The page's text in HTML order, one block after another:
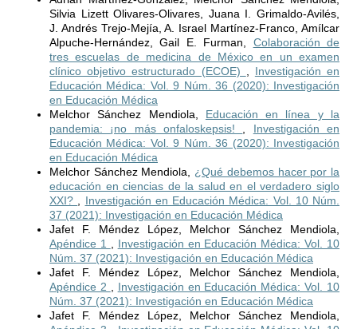
Silvia Lizett Olivares-Olivares, Juana I. Grimaldo-Avilés,
J. Andrés Trejo-Mejía, A. Israel Martínez-Franco, Amílcar
Alpuche-Hernández, Gail E. Furman, Colaboración de
tres escuelas de medicina de México en un examen
clínico objetivo estructurado (ECOE) , Investigación en
Educación Médica: Vol. 9 Núm. 36 (2020): Investigación
en Educación Médica
Melchor Sánchez Mendiola, Educación en línea y la
pandemia: ¡no más onfaloskepsis! , Investigación en
Educación Médica: Vol. 9 Núm. 36 (2020): Investigación
en Educación Médica
Melchor Sánchez Mendiola, ¿Qué debemos hacer por la
educación en ciencias de la salud en el verdadero siglo
XXI? , Investigación en Educación Médica: Vol. 10 Núm.
37 (2021): Investigación en Educación Médica
Jafet F. Méndez López, Melchor Sánchez Mendiola,
Apéndice 1 , Investigación en Educación Médica: Vol. 10
Núm. 37 (2021): Investigación en Educación Médica
Jafet F. Méndez López, Melchor Sánchez Mendiola,
Apéndice 2 , Investigación en Educación Médica: Vol. 10
Núm. 37 (2021): Investigación en Educación Médica
Jafet F. Méndez López, Melchor Sánchez Mendiola,